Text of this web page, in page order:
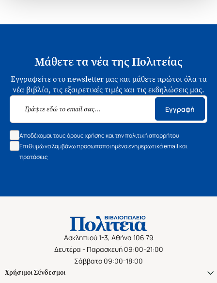
Μάθετε τα νέα της Πολιτείας
Εγγραφείτε στο newsletter μας και μάθετε πρώτοι όλα τα
νέα βιβλία, τις εξαιρετικές τιμές και τις εκδηλώσεις μας.
Εγγραφή
Αποδέχομαι τους όρους χρήσης και την πολιτική απορρήτου
Επιθυμώ να λαμβάνω προσωποποιημένα ενημερωτικά email και
προτάσεις
Ασκληπιού 1-3, Αθήνα 106 79
Δευτέρα - Παρασκευή 09:00-21:00
Σάββατο 09:00-18:00
Χρήσιμοι Σύνδεσμοι